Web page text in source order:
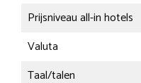
Prijsniveau all-in hotels
Valuta
Taal/talen